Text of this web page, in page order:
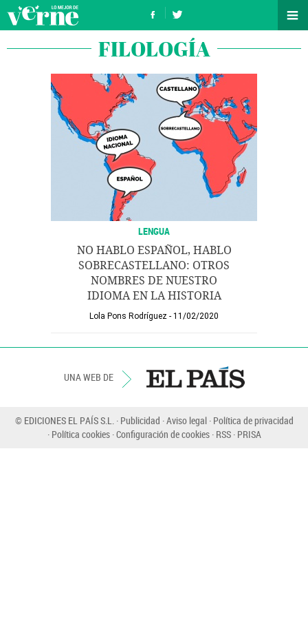
FILOLOGÍA
LENGUA
NO HABLO ESPAÑOL, HABLO
SOBRECASTELLANO: OTROS
NOMBRES DE NUESTRO
IDIOMA EN LA HISTORIA
Lola Pons Rodríguez 11/02/2020
UNA WEB DE
© EDICIONES EL PAÍS S.L. Publicidad Aviso legal Política de privacidad
Política cookies Configuración de cookies RSS PRISA